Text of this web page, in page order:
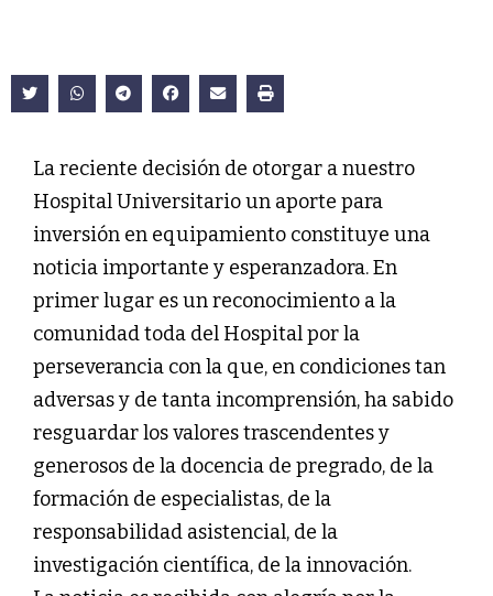
La reciente decisión de otorgar a nuestro
Hospital Universitario un aporte para
inversión en equipamiento constituye una
noticia importante y esperanzadora. En
primer lugar es un reconocimiento a la
comunidad toda del Hospital por la
perseverancia con la que, en condiciones tan
adversas y de tanta incomprensión, ha sabido
resguardar los valores trascendentes y
generosos de la docencia de pregrado, de la
formación de especialistas, de la
responsabilidad asistencial, de la
investigación científica, de la innovación.